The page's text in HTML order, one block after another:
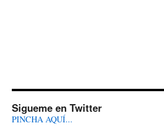
Sigueme en Twitter
PINCHA AQUÍ...